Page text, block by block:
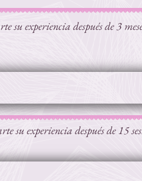
experiencia después de 3
su experiencia después de 15